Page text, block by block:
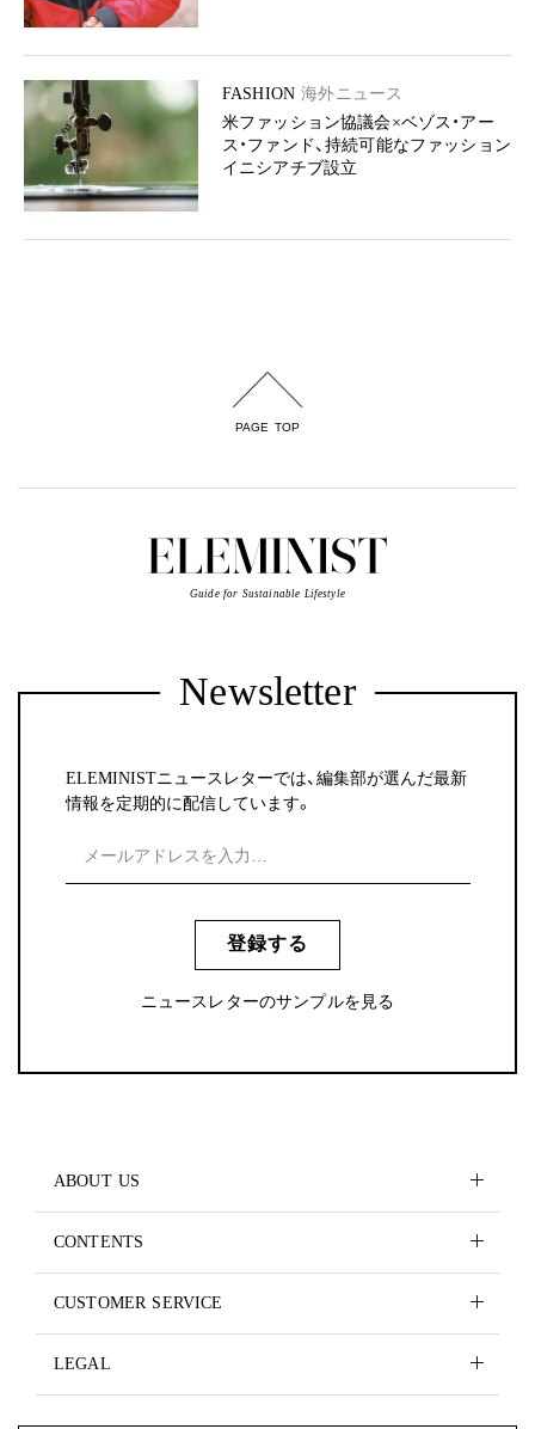
FASHION 海外ニュース
米ファッション協議会×ベゾス・アー
ス・ファンド、持続可能なファッション
イニシアチブ設立
PAGE TOP
Guide for Sustainable Lifestyle
Newsletter
ELEMINISTニュースレターでは、編集部が選んだ最新
情報を定期的に配信しています。
登録する
ニュースレターのサンプルを見る
ABOUT US
CONTENTS
CUSTOMER SERVICE
LEGAL